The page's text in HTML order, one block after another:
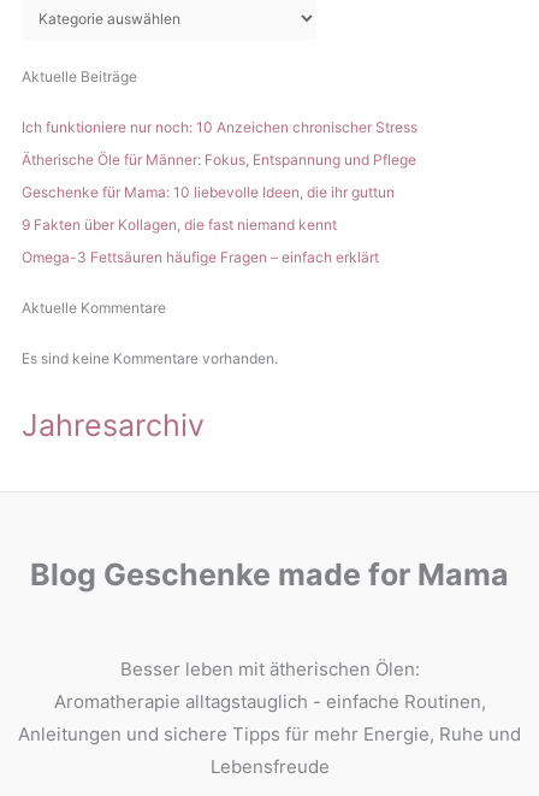
Aktuelle Beiträge
Ich funktioniere nur noch: 10 Anzeichen chronischer Stress
Ätherische Öle für Männer: Fokus, Entspannung und Pflege
Geschenke für Mama: 10 liebevolle Ideen, die ihr guttun
9 Fakten über Kollagen, die fast niemand kennt
Omega-3 Fettsäuren häufige Fragen – einfach erklärt
Aktuelle Kommentare
Es sind keine Kommentare vorhanden.
Jahresarchiv
Blog Geschenke made for Mama
Besser leben mit ätherischen Ölen:
Aromatherapie alltagstauglich - einfache Routinen,
Anleitungen und sichere Tipps für mehr Energie, Ruhe und
Lebensfreude